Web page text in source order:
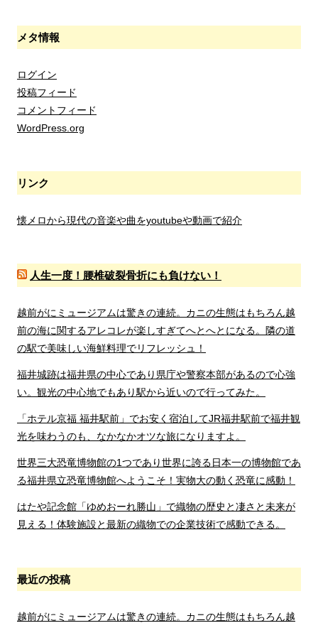
メタ情報
ログイン
投稿フィード
コメントフィード
WordPress.org
リンク
懐メロから現代の音楽や曲をyoutubeや動画で紹介
人生一度！腰椎破裂骨折にも負けない！
越前がにミュージアムは驚きの連続。カニの生態はもちろん越
前の海に関するアレコレが楽しすぎてへとへとになる。隣の道
の駅で美味しい海鮮料理でリフレッシュ！
福井城跡は福井県の中心であり県庁や警察本部があるので心強
い。観光の中心地でもあり駅から近いので行ってみた。
「ホテル京福 福井駅前」でお安く宿泊してJR福井駅前で福井観
光を味わうのも、なかなかオツな旅になりますよ。
世界三大恐竜博物館の1つであり世界に誇る日本一の博物館であ
る福井県立恐竜博物館へようこそ！実物大の動く恐竜に感動！
はたや記念館「ゆめおーれ勝山」で織物の歴史と凄さと未来が
見える！体験施設と最新の織物での企業技術で感動できる。
最近の投稿
越前がにミュージアムは驚きの連続。カニの生態はもちろん越